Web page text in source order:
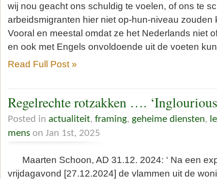
wij nou geacht ons schuldig te voelen, of ons te
arbeidsmigranten hier niet op-hun-niveau zouden
Vooral en meestal omdat ze het Nederlands niet
en ook met Engels onvoldoende uit de voeten
Read Full Post »
Regelrechte rotzakken …. ‘Inglourious
Posted in actualiteit, framing, geheime diensten,
mens on Jan 1st, 2025
Maarten Schoon, AD 31.12. 2024: ‘ Na een
vrijdagavond [27.12.2024] de vlammen uit de